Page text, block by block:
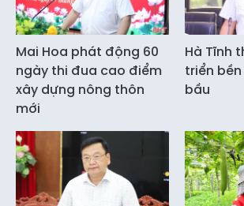
Mai Hoa phát động 60
ngày thi đua cao điểm
xây dựng nông thôn
mới
Hà Tĩnh
triển
bầu